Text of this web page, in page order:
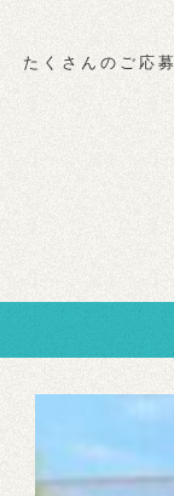
たくさんのご応